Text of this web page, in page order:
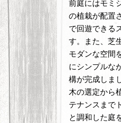
前庭にはモミ
の植栽が配置
で回遊できる
す。また、芝
モダンな空間
にシンプルな
構が完成しま
木の選定から
テナンスまで
と調和した庭